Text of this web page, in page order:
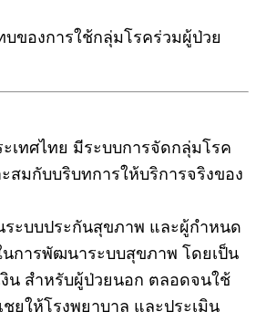
บของการใช้กลุ่มโรคร่วมผู้ป่วย
เทศไทย มีระบบการจัดกลุ่มโรค
สมกับบริบทการให้บริการจริงของ
ระบบประกันสุขภาพ และผู้กำหนด
นการพัฒนาระบบสุขภาพ โดยเป็น
งิน สำหรับผู้ป่วยนอก ตลอดจนใช้
ชยให้โรงพยาบาล และประเมิน